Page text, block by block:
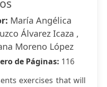
María Angélica
Álvarez Icaza ,
Moreno López
de Páginas: 116
exercises that will